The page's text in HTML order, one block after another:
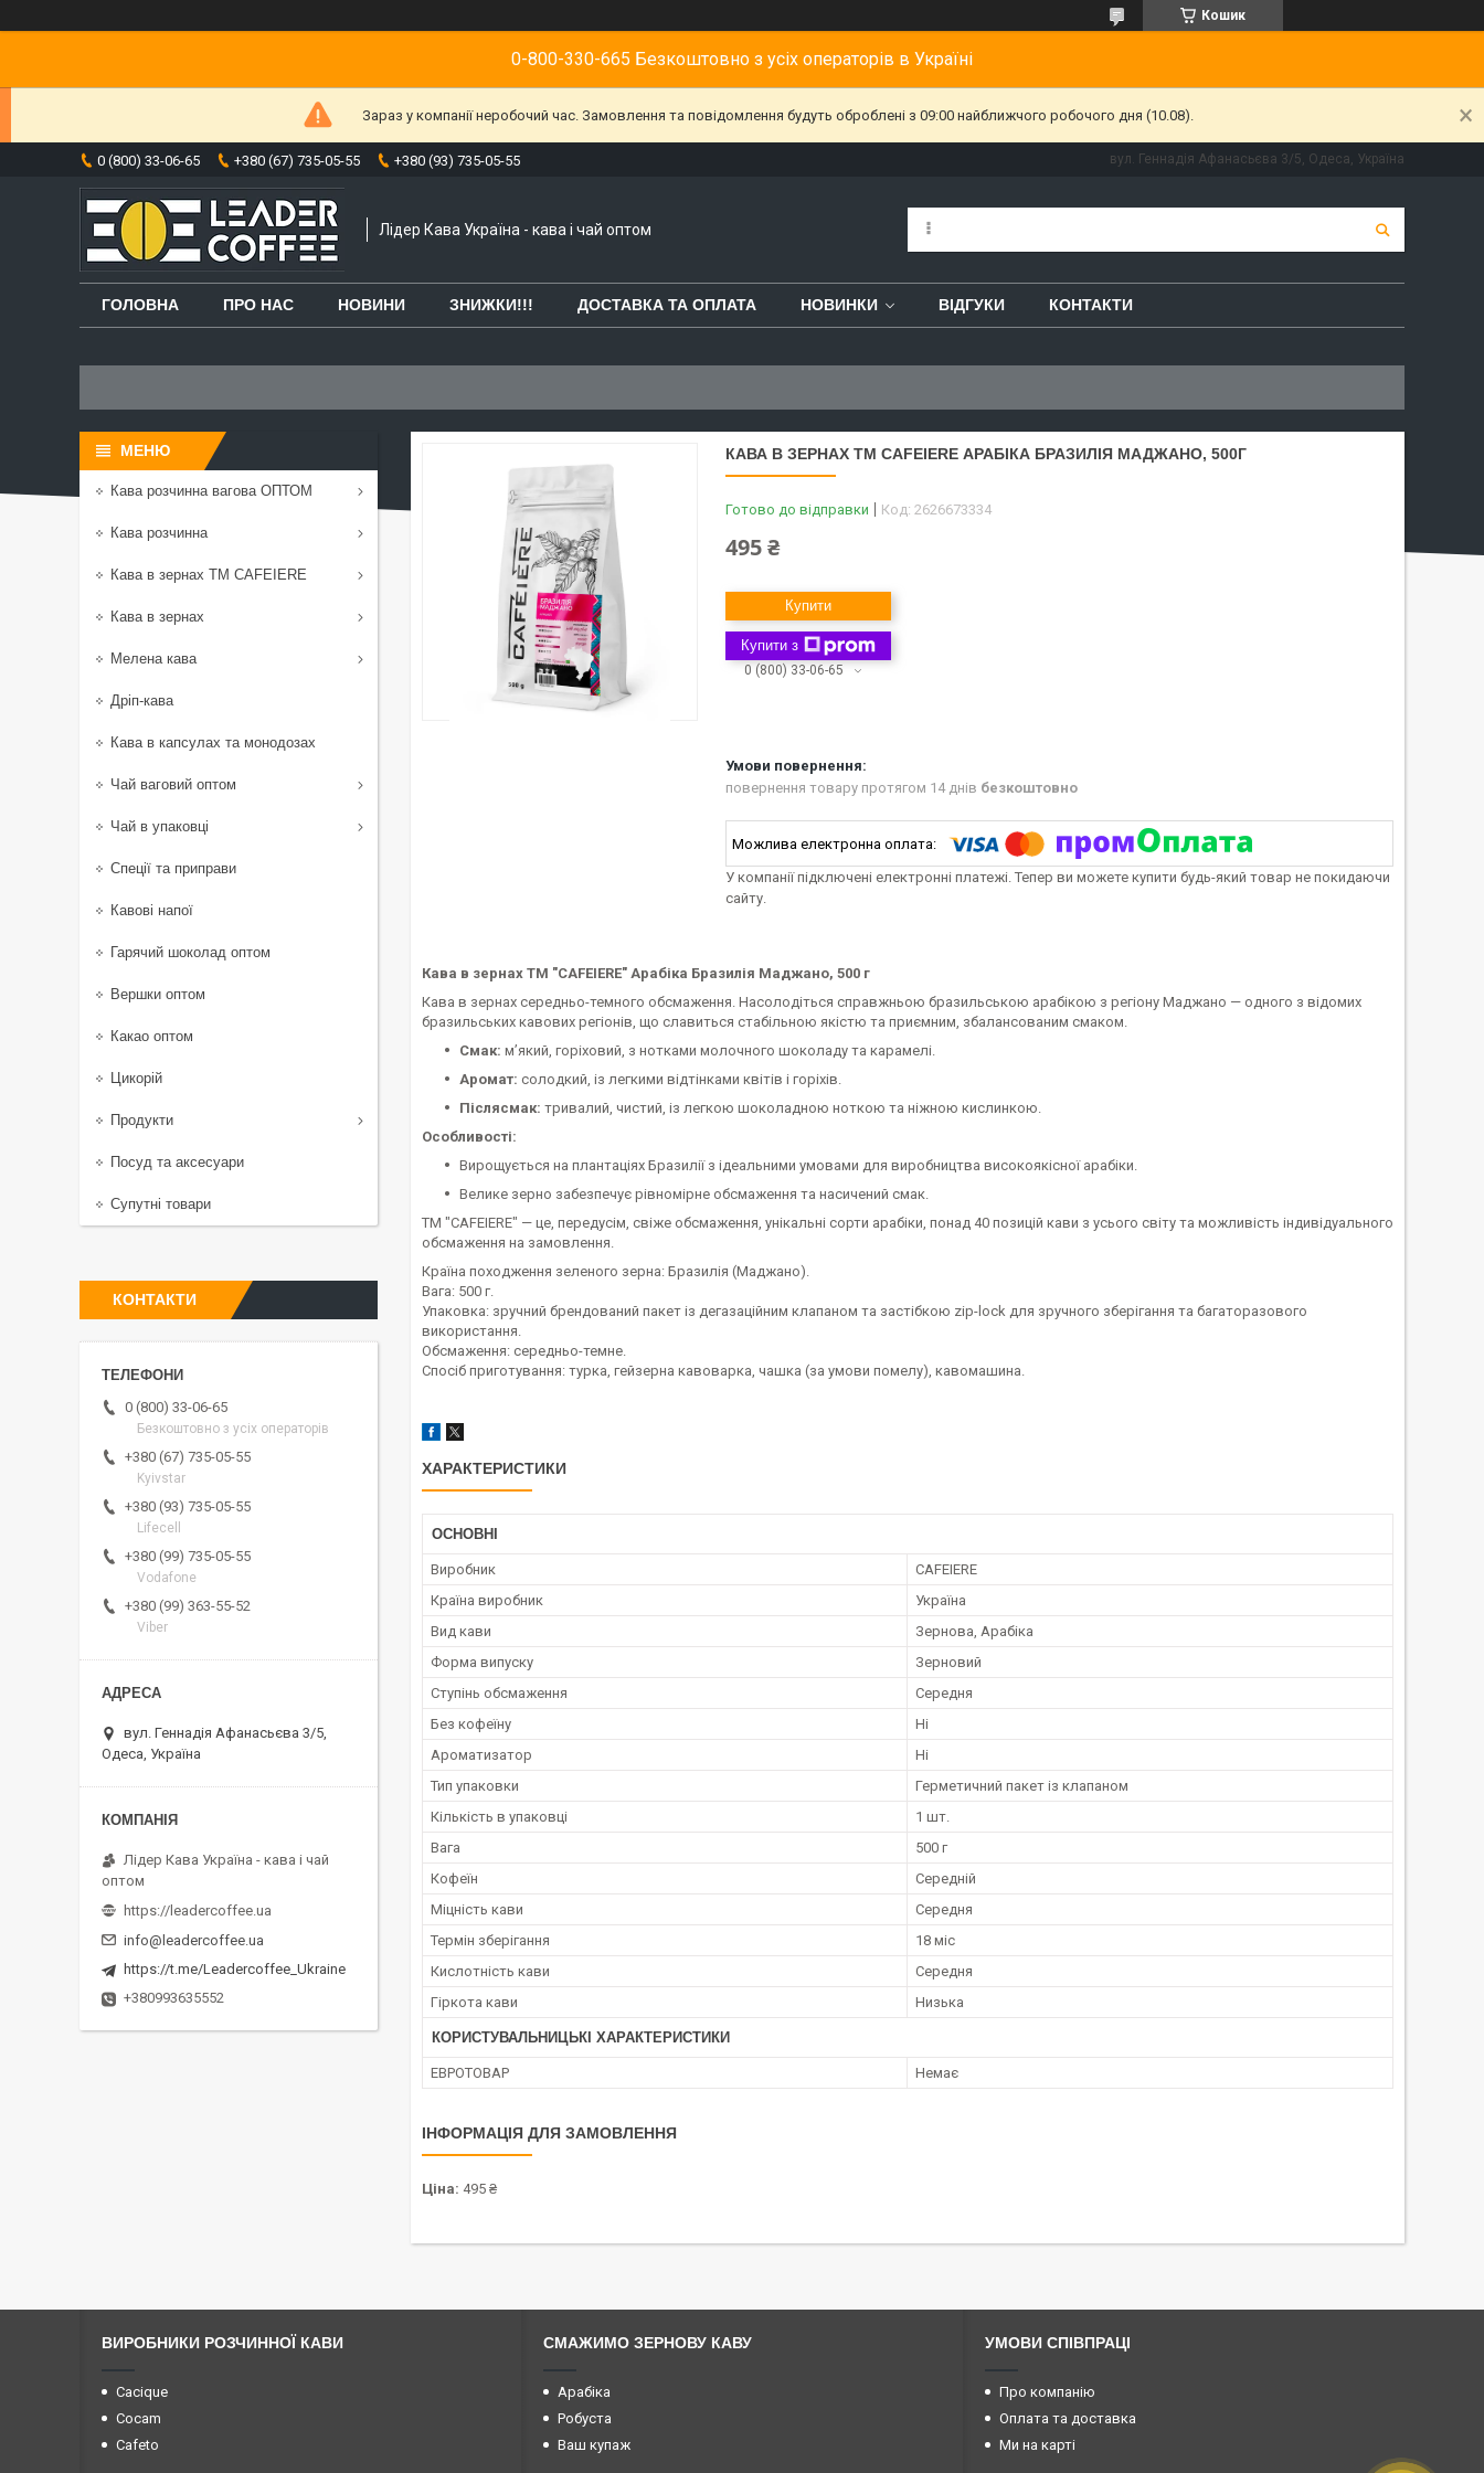
Кошик
0-800-330-665 Безкоштовно з усіх операторів в Україні
Зараз у компанії неробочий час. Замовлення та повідомлення будуть оброблені з 09:00 найближчого робочого дня (10.08).
0 (800) 33-06-65 +380 (67) 735-05-55 +380 (93) 735-05-55 вул. Геннадія Афанасьєва 3/5, Одеса, Україна
Лідер Кава Україна - кава і чай оптом
ГОЛОВНА ПРО НАС НОВИНИ ЗНИЖКИ!!! ДОСТАВКА ТА ОПЛАТА НОВИНКИ ВІДГУКИ КОНТАКТИ
КАВА В ЗЕРНАХ ТМ CAFEIERE АРАБІКА БРАЗИЛІЯ МАДЖАНО, 500Г
Готово до відправки Код: 2626673334
495 ₴
Купити
Купити з
0 (800) 33-06-65
повернення товару протягом 14 днів безкоштовно
У компанії підключені електронні платежі. Тепер ви можете купити будь-який товар не покидаючи
сайту.
Кава в зернах ТМ "CAFEIERE" Арабіка Бразилія Маджано, 500 г
Кава в зернах середньо-темного обсмаження. Насолодіться справжньою бразильською арабікою з регіону Маджано — одного з відомих
бразильських кавових регіонів, що славиться стабільною якістю та приємним, збалансованим смаком.
Смак: м’який, горіховий, з нотками молочного шоколаду та карамелі.
Аромат: солодкий, із легкими відтінками квітів і горіхів.
Післясмак: тривалий, чистий, із легкою шоколадною ноткою та ніжною кислинкою.
Особливості:
Вирощується на плантаціях Бразилії з ідеальними умовами для виробництва високоякісної арабіки.
Велике зерно забезпечує рівномірне обсмаження та насичений смак.
ТМ "CAFEIERE" — це, передусім, свіже обсмаження, унікальні сорти арабіки, понад 40 позицій кави з усього світу та можливість індивідуального
обсмаження на замовлення.
Країна походження зеленого зерна: Бразилія (Маджано).
Вага: 500 г.
Упаковка: зручний брендований пакет із дегазаційним клапаном та застібкою zip-lock для зручного зберігання та багаторазового
використання.
Обсмаження: середньо-темне.
Спосіб приготування: турка, гейзерна кавоварка, чашка (за умови помелу), кавомашина.
ХАРАКТЕРИСТИКИ
ОСНОВНІ
Виробник
CAFEIERE
Країна виробник
Україна
Вид кави
Зернова, Арабіка
Форма випуску
Зерновий
Ступінь обсмаження
Середня
Без кофеїну
Ні
Ароматизатор
Ні
Тип упаковки
Герметичний пакет із клапаном
Кількість в упаковці
1 шт.
Вага
500 г
Кофеїн
Середній
Міцність кави
Середня
Термін зберігання
18 міс
Кислотність кави
Середня
Гіркота кави
Низька
КОРИСТУВАЛЬНИЦЬКІ ХАРАКТЕРИСТИКИ
ЕВРОТОВАР Немає
ІНФОРМАЦІЯ ДЛЯ ЗАМОВЛЕННЯ
Ціна: 495 ₴
Кава розчинна вагова ОПТОМ
Кава розчинна
Кава в зернах TM CAFEIERE
Кава в зернах
Мелена кава
Дріп-кава
Кава в капсулах та монодозах
Чай ваговий оптом
Чай в упаковці
Спеції та приправи
Кавові напої
Гарячий шоколад оптом
Вершки оптом
Какао оптом
Цикорій
Продукти
Посуд та аксесуари
Супутні товари
КОНТАКТИ
0 (800) 33-06-65
Безкоштовно з усіх операторів
+380 (67) 735-05-55
Kyivstar
+380 (93) 735-05-55
Lifecell
+380 (99) 735-05-55
Vodafone
+380 (99) 363-55-52
Viber
вул. Геннадія Афанасьєва 3/5,
Одеса, Україна
Лідер Кава Україна - кава і чай
оптом
https://leadercoffee.ua
info@leadercoffee.ua
https://t.me/Leadercoffee_Ukraine
+380993635552
ВИРОБНИКИ РОЗЧИННОЇ КАВИ
Cacique
Cocam
Cafeto
СМАЖИМО ЗЕРНОВУ КАВУ
Арабіка
Робуста
Ваш купаж
УМОВИ СПІВПРАЦІ
Про компанію
Оплата та доставка
Ми на карті